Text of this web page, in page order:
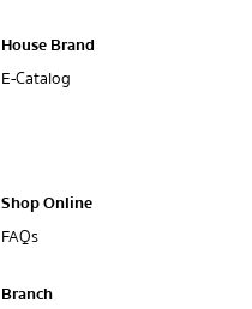
House Brand
E-Catalog
Shop Online
FAQs
Branch